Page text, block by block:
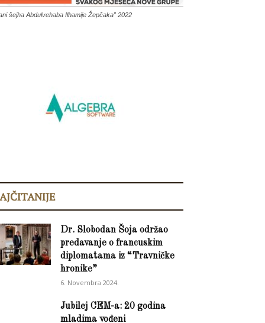
šejha Abdulvehaba Ilhamije Žepčaka” 2022
Dr. Slobodan Šoja održao
predavanje o francuskim
diplomatama iz “Travničke
hronike”
6. Novembra 2024.
Jubilej CEM-a: 20 godina
mladima vođeni